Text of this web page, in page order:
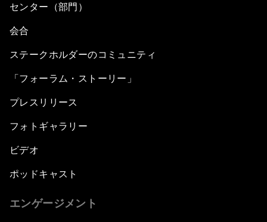
センター（部門）
会合
ステークホルダーのコミュニティ
「フォーラム・ストーリー」
プレスリリース
フォトギャラリー
ビデオ
ポッドキャスト
エンゲージメント